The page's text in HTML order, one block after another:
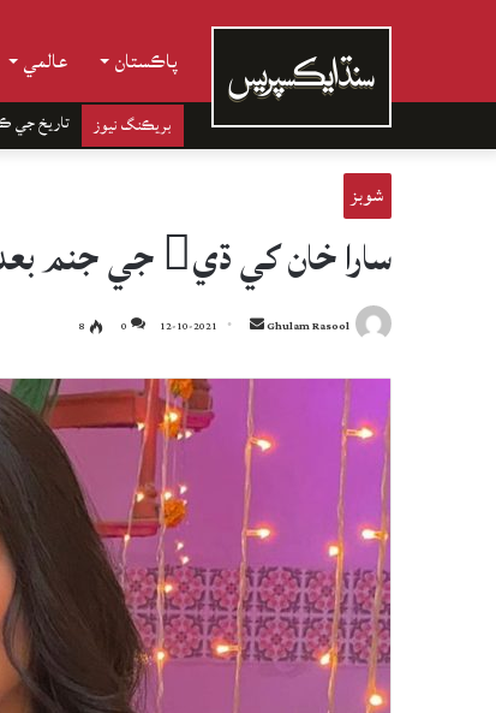
پاڪستان عالمي
بريڪنگ نيوز تاريخ جي
شوبز
سارا خان کي ڌي جي جنم بعد بھ مڙس گل پيش ڪرڻ نھ وساريا
Ghulam Rasool
Send
email
12-10-2021
0
8